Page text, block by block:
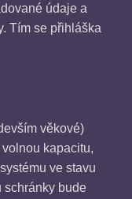
údaje a
Tím se přihláška
věkové)
kapacitu,
ve stavu
schránky bude